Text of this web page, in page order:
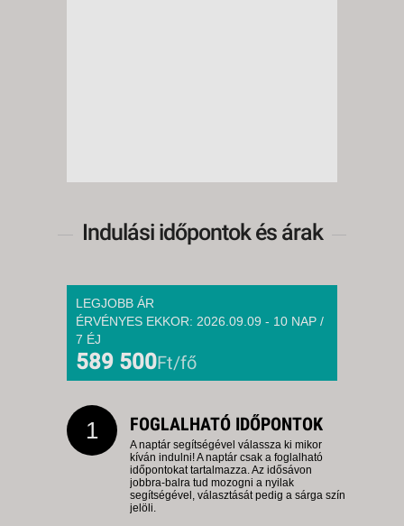
Indulási időpontok és árak
LEGJOBB ÁR
ÉRVÉNYES EKKOR: 2026.09.09 - 10 NAP /
7 ÉJ
589 500Ft/fő
1 FOGLALHATÓ IDŐPONTOK
A naptár segítségével válassza ki mikor
kíván indulni! A naptár csak a foglalható
időpontokat tartalmazza. Az idősávon
jobbra-balra tud mozogni a nyilak
segítségével, választását pedig a sárga szín
jelöli.